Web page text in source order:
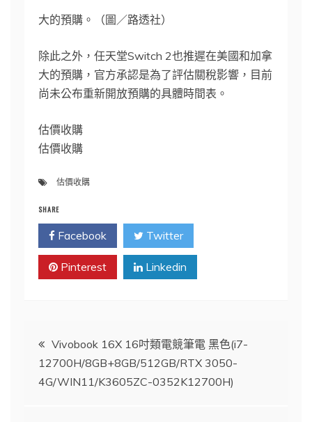
大的預購。（圖／路透社）
除此之外，任天堂Switch 2也推遲在美國和加拿
大的預購，官方承認是為了評估關稅影響，目前
尚未公布重新開放預購的具體時間表。
估價收購
估價收購
估價收購
SHARE
Facebook Twitter
Pinterest Linkedin
文
章
Vivobook 16X 16吋類電競筆電 黑色(i7-
12700H/8GB+8GB/512GB/RTX 3050-
4G/WIN11/K3605ZC-0352K12700H)